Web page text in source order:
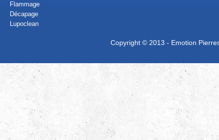
Flammage
Décapage
Lupoclean
Copyright © 2013 - Emotion